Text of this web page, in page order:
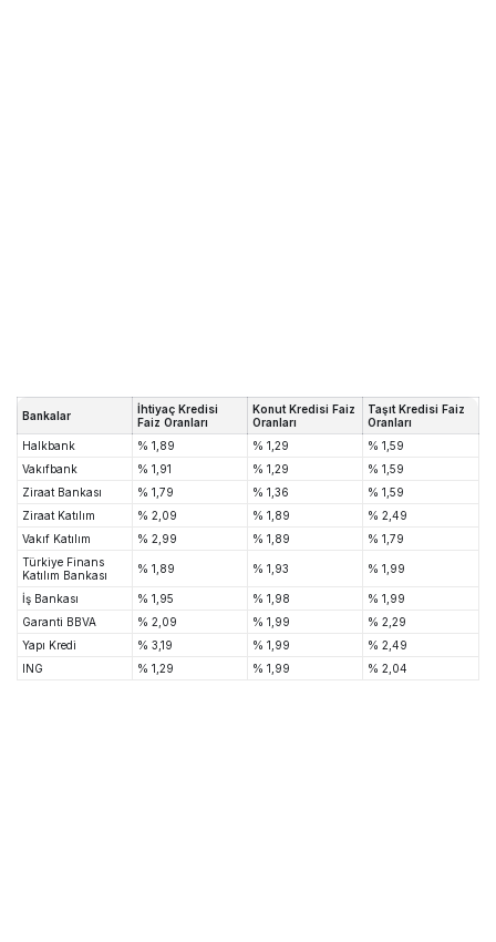
Bankalar
İhtiyaç Kredisi
Faiz Oranları
Konut Kredisi Faiz
Oranları
Taşıt Kredisi Faiz
Oranları
Halkbank
% 1,89 % 1,29
% 1,59
Vakıfbank
% 1,91 % 1,29
% 1,59
Ziraat Bankası
% 1,79 % 1,36
% 1,59
Ziraat Katılım
% 2,09 % 1,89
% 2,49
Vakıf Katılım
% 2,99 % 1,89
% 1,79
Türkiye Finans
Katılım Bankası
% 1,89 % 1,93 % 1,99
İş Bankası % 1,95 % 1,98
% 1,99
Garanti BBVA
% 2,09 % 1,99
% 2,29
Yapı Kredi
% 3,19 % 1,99
% 2,49
ING
% 1,29 % 1,99 % 2,04